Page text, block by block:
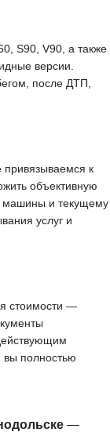
S90, V90, а также
версии.
после ДТП,
к
объективную
машины и текущему
услуг и
стоимости —
вы полностью
—